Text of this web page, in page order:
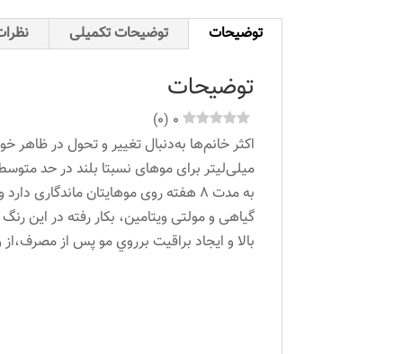
توضیحات توضیحات تکمیلی
توضیحات
0
(
0
)
میلی‌لیتر برای موهای نسبتا بلند در حد
به مدت 8 هفته روی موهایتان
گیاهی و مولتی ویتامین، بکار رفته در این
بالا و ايجاد براقيت برروي مو پس از